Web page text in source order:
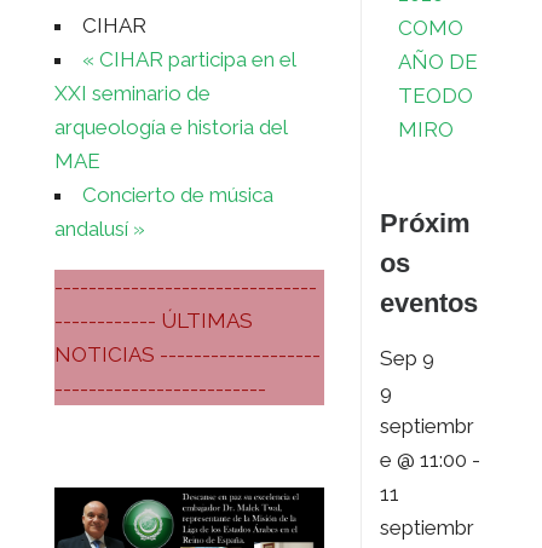
CIHAR
« CIHAR participa en el
XXI seminario de
arqueología e historia del
MAE
Concierto de música
andalusí »
-------------------------------
------------ ÚLTIMAS
NOTICIAS -------------------
-------------------------
COMO
AÑO DE
TEODO
MIRO
Próxim
os
eventos
Sep9
9
septiembr
e @ 11:00 -
11
septiembr